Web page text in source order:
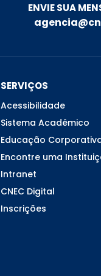
ENVIE SUA
SERVIÇOS
Acessibilidade
Sistema Acadêmico
Educação
Encontre uma
Intranet
CNEC Digital
Inscrições